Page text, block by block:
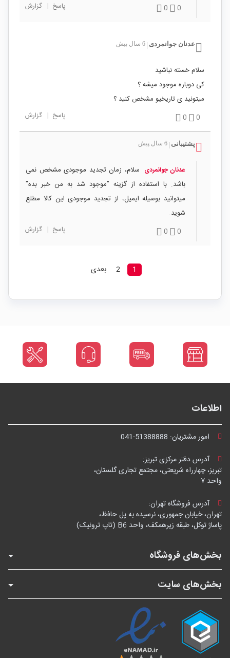
0
0 پاسخ | گزارش
عدنان جوانمردی | 6 سال پیش
سلام خسته نباشید
کی دوباره موجود میشه ؟
میتونید ی تاریخیو مشخص کنید ؟
0
0 پاسخ | گزارش
پشتیبانی | 6 سال پیش
عدنان جوانمردی سلام، زمان تجدید موجودی مشخص نمی
باشد. با استفاده از گزینه "موجود شد به من خبر بده"
میتوانید بوسیله ایمیل، از تجدید موجودی این کالا مطلع
شوید.
0
0 پاسخ | گزارش
1
2 بعدی
اطلاعات
امور مشتریان: 041-51388888
آدرس دفتر مرکزی تبریز:
تبریز، چهارراه شریعتی، مجتمع تجاری گلستان،
واحد ۷
آدرس فروشگاه تهران:
تهران، خیابان جمهوری، نرسیده به پل حافظ،
پاساژ توکل، طبقه زیرهمکف، واحد B6 (تاپ ترونیک)
بخش‌های فروشگاه
بخش‌های سایت